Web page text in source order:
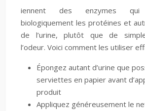
iennent des enzymes qui
biologiquement les protéines et
de l’urine, plutôt que de
l’odeur. Voici comment les utiliser
Épongez autant d’urine que
serviettes en papier avant
produit
Appliquez généreusement le